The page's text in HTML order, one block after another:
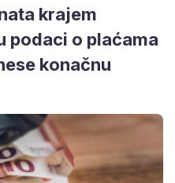
krajem
podaci o plaćama
konačnu